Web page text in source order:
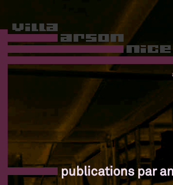
publications par